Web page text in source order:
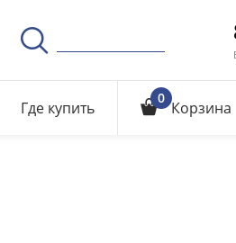
Где купить 0 Корзина